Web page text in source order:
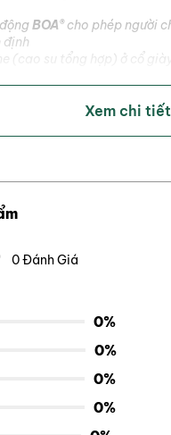
BOA®cho phép người
định
(cao su tổng hợp) ở cổ
Xem chi
0 Đánh Giá
0%
0%
0%
0%